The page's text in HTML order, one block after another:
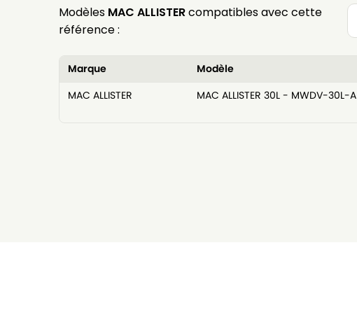
Modèles MAC ALLISTERcompatibles avec cette
référence :
Marque
Modèle
MAC ALLISTER
MAC ALLISTER 30L - MWDV-30L-A